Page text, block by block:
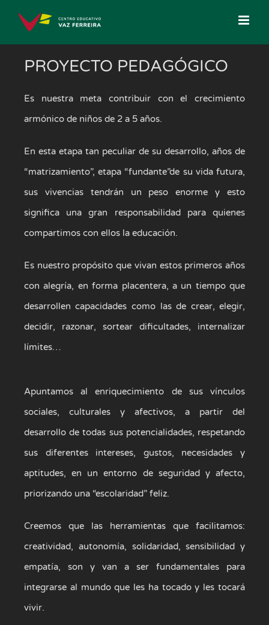
PROYECTO PEDAGÓGICO
Es nuestra meta contribuir con el crecimiento
armónico de niños de 2 a 5 años.
En esta etapa tan peculiar de su desarrollo, años de
“matrizamiento”, etapa “fundante”de su vida futura,
sus vivencias tendrán un peso enorme y esto
significa una gran responsabilidad para quienes
compartimos con ellos la educación.
Es nuestro propósito que vivan estos primeros años
con alegría, en forma placentera, a un tiempo que
desarrollen capacidades como las de crear, elegir,
decidir, razonar, sortear dificultades, internalizar
límites…
Apuntamos al enriquecimiento de sus vínculos
sociales, culturales y afectivos, a partir del
desarrollo de todas sus potencialidades, respetando
sus diferentes intereses, gustos, necesidades y
aptitudes, en un entorno de seguridad y afecto,
priorizando una “escolaridad” feliz.
Creemos que las herramientas que facilitamos:
creatividad, autonomía, solidaridad, sensibilidad y
empatía, son y van a ser fundamentales para
integrarse al mundo que les ha tocado y les tocará
vivir.